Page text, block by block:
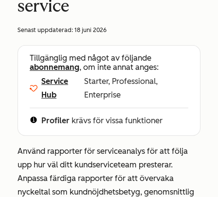
service
Senast uppdaterad: 18 juni 2026
Tillgänglig med något av följande
abonnemang, om inte annat anges:
Service
Hub
Starter, Professional,
Enterprise
Profiler krävs för vissa funktioner
Använd rapporter för serviceanalys för att följa
upp hur väl ditt kundserviceteam presterar.
Anpassa färdiga rapporter för att övervaka
nyckeltal som kundnöjdhetsbetyg, genomsnittlig